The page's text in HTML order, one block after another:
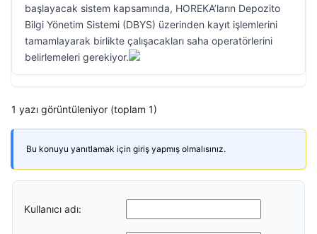
başlayacak sistem kapsamında, HOREKA’ların Depozito
Bilgi Yönetim Sistemi (DBYS) üzerinden kayıt işlemlerini
tamamlayarak birlikte çalışacakları saha operatörlerini
belirlemeleri gerekiyor.
1 yazı görüntüleniyor (toplam 1)
Bu konuyu yanıtlamak için giriş yapmış olmalısınız.
Kullanıcı adı: